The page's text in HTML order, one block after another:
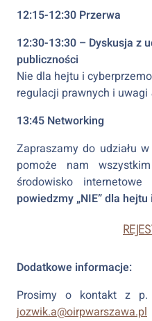
12:15-12:30 Przerwa
12:30-13:30 – Dyskusja z
publiczności
Nie dla hejtu i
regulacji prawnych i uwagi
13:45 Networking
Zapraszamy do udziału
pomoże nam
środowisko internetowe
powiedzmy „NIE” dla
Dodatkowe informacje:
Prosimy o kontakt z p.
jozwik.a@oirpwarszawa.pl